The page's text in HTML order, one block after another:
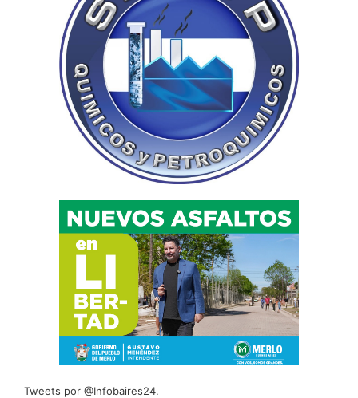
Tweets por @Infobaires24.